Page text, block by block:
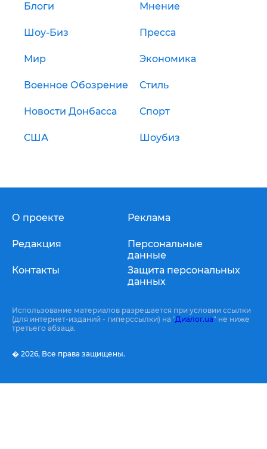
Блоги Мнение
Шоу-Биз Пресса
Мир Экономика
Военное Обозрение Стиль
Новости Донбасса Спорт
США Шоубиз
О проекте
Редакция
Контакты
Реклама
Персональные
данные
Защита персональных
данных
Использование материалов разрешается при условии ссылки
(для интернет-изданий - гиперссылки) на "Диалог.ua" не ниже
третьего абзаца.
� 2026, Все права защищены.